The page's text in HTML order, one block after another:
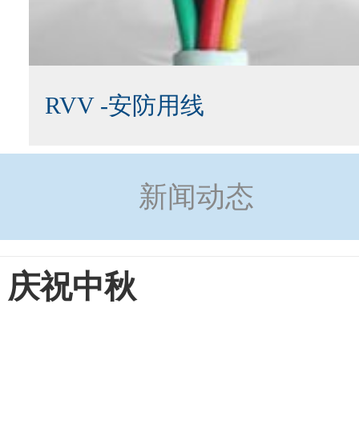
RVV -安防用线
新闻动态
庆祝中秋